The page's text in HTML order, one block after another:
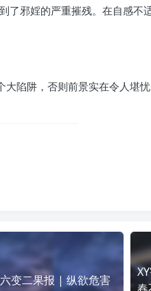
邪婬的严重摧残。在自感不
陷阱，否则前景实在令人堪忧
变二果报 | 纵欲危害